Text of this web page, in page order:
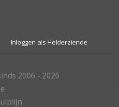
Inloggen als Helderziende
2006 - 2026